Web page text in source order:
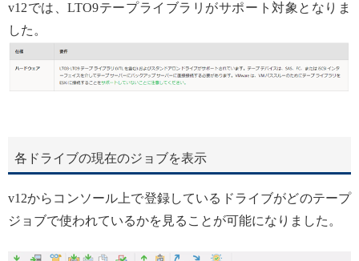
v12では、LTO9テープライブラリがサポート対象となりま
した。
各ドライブの現在のジョブを表示
v12からコンソール上で登録しているドライブがどのテープ
ジョブで使われているかを見ることが可能になりました。